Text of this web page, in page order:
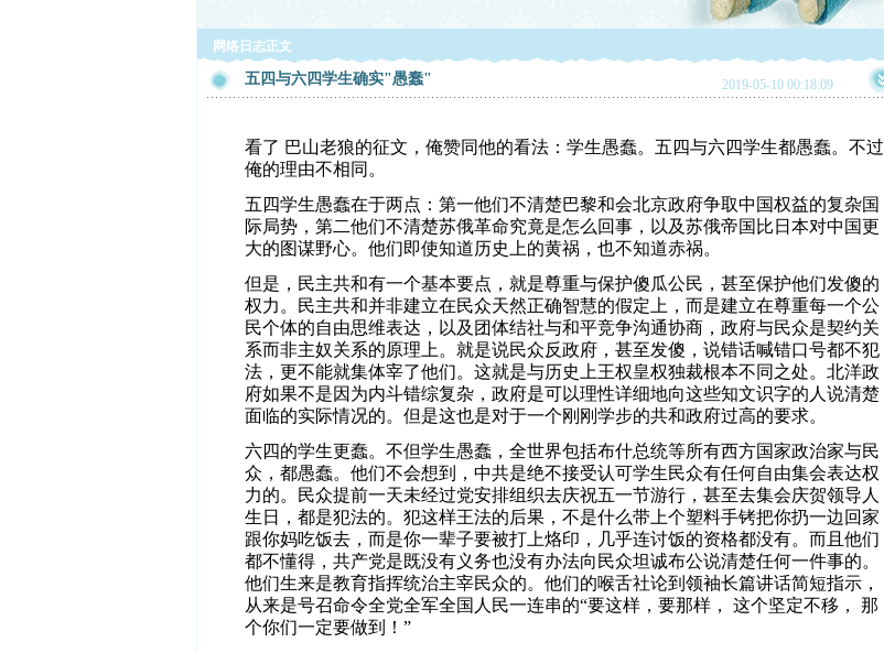
网络日志正文
五四与六四学生确实"愚蠢" 2019-05-10 00:18:09
看了 巴山老狼的征文，俺赞同他的看法：学生愚蠢。五四与六四学生都愚蠢。不过
俺的理由不相同。
五四学生愚蠢在于两点：第一他们不清楚巴黎和会北京政府争取中国权益的复杂国
际局势，第二他们不清楚苏俄革命究竟是怎么回事，以及苏俄帝国比日本对中国更
大的图谋野心。他们即使知道历史上的黄祸，也不知道赤祸。
但是，民主共和有一个基本要点，就是尊重与保护傻瓜公民，甚至保护他们发傻的
权力。民主共和并非建立在民众天然正确智慧的假定上，而是建立在尊重每一个公
民个体的自由思维表达，以及团体结社与和平竞争沟通协商，政府与民众是契约关
系而非主奴关系的原理上。就是说民众反政府，甚至发傻，说错话喊错口号都不犯
法，更不能就集体宰了他们。这就是与历史上王权皇权独裁根本不同之处。北洋政
府如果不是因为内斗错综复杂，政府是可以理性详细地向这些知文识字的人说清楚
面临的实际情况的。但是这也是对于一个刚刚学步的共和政府过高的要求。
六四的学生更蠢。不但学生愚蠢，全世界包括布什总统等所有西方国家政治家与民
众，都愚蠢。他们不会想到，中共是绝不接受认可学生民众有任何自由集会表达权
力的。民众提前一天未经过党安排组织去庆祝五一节游行，甚至去集会庆贺领导人
生日，都是犯法的。犯这样王法的后果，不是什么带上个塑料手铐把你扔一边回家
跟你妈吃饭去，而是你一辈子要被打上烙印，几乎连讨饭的资格都没有。 而且他们
都不懂得，共产党是既没有义务也没有办法向民众坦诚布公说清楚任何一件事的。
他们生来是教育指挥统治主宰民众的。他们的喉舌社论到领袖长篇讲话简短指示，
从来是号召命令全党全军全国人民一连串的“要这样，要那样， 这个坚定不移， 那
个你们一定要做到！”